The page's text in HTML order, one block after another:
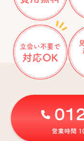
立会い不要で
対応OK